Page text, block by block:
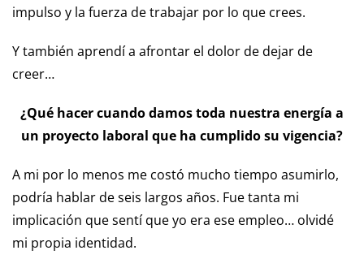
impulso y la fuerza de trabajar por lo que crees.
Y también aprendí a afrontar el dolor de dejar de
creer…
¿Qué hacer cuando damos toda nuestra energía a
un proyecto laboral que ha cumplido su vigencia?
A mi por lo menos me costó mucho tiempo asumirlo,
podría hablar de seis largos años. Fue tanta mi
implicación que sentí que yo era ese empleo… olvidé
mi propia identidad.